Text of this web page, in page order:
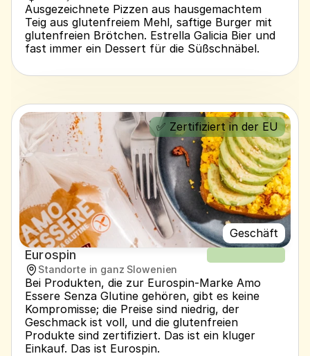
Ausgezeichnete Pizzen aus hausgemachtem
Teig aus glutenfreiem Mehl, saftige Burger mit
glutenfreien Brötchen. Estrella Galicia Bier und
fast immer ein Dessert für die Süßschnäbel.
Geschäft
✅ Zertifiziert in der EU
Eurospin
Standorte in ganz Slowenien
Bei Produkten, die zur Eurospin-Marke Amo
Essere Senza Glutine gehören, gibt es keine
Kompromisse; die Preise sind niedrig, der
Geschmack ist voll, und die glutenfreien
Produkte sind zertifiziert. Das ist ein kluger
Einkauf. Das ist Eurospin.